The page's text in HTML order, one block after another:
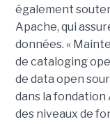
également
Apache, qui
données. «
de cataloging
de data open
dans la fondation
des niveaux de